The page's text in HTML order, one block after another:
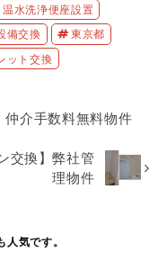
温水洗浄便座設置
備交換
東京都
ット交換
仲介手数料無料物件
交換】弊社管
理物件
人気です。